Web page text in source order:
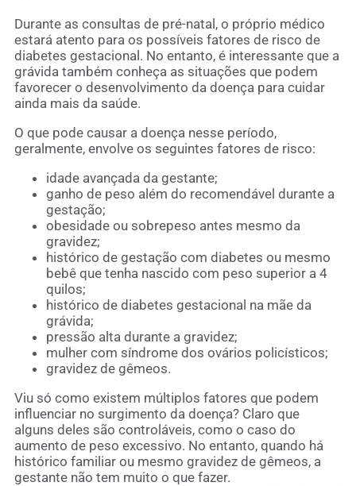
Durante as consultas de pré-natal, o próprio médico
estará atento para os possíveis fatores de risco de
diabetes gestacional. No entanto, é interessante que a
grávida também conheça as situações que podem
favorecer o desenvolvimento da doença para cuidar
ainda mais da saúde.
O que pode causar a doença nesse período,
geralmente, envolve os seguintes fatores de risco:
idade avançada da gestante;
ganho de peso além do recomendável durante a
gestação;
obesidade ou sobrepeso antes mesmo da
gravidez;
histórico de gestação com diabetes ou mesmo
bebê que tenha nascido com peso superior a 4
quilos;
histórico de diabetes gestacional na mãe da
grávida;
pressão alta durante a gravidez;
mulher com síndrome dos ovários policísticos;
gravidez de gêmeos.
Viu só como existem múltiplos fatores que podem
influenciar no surgimento da doença? Claro que
alguns deles são controláveis, como o caso do
aumento de peso excessivo. No entanto, quando há
histórico familiar ou mesmo gravidez de gêmeos, a
gestante não tem muito o que fazer.